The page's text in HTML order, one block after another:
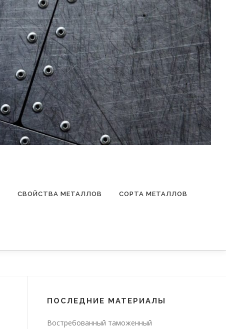
СВОЙСТВА МЕТАЛЛОВ СОРТА МЕТАЛЛОВ
ПОСЛЕДНИЕ МАТЕРИАЛЫ
Востребованный таможенный